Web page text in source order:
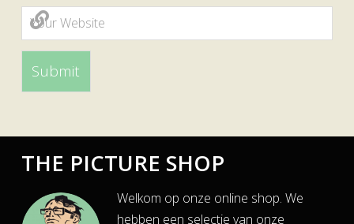
THE PICTURE SHOP
Welkom op onze online shop. We
hebben een selectie van onze